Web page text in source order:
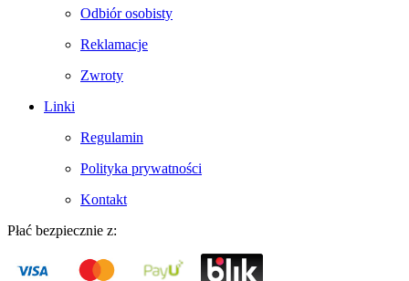
Odbiór osobisty
Reklamacje
Zwroty
Linki
Regulamin
Polityka prywatności
Kontakt
Płać bezpiecznie z: